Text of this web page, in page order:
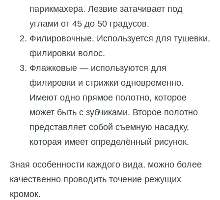
парикмахера. Лезвие затачивает под
углами от 45 до 50 градусов.
Филировочные. Используется для тушевки,
филировки волос.
Флажковые — используются для
филировки и стрижки одновременно.
Имеют одно прямое полотно, которое
может быть с зубчиками. Второе полотно
представляет собой съемную насадку,
которая имеет определённый рисунок.
Зная особенности каждого вида, можно более
качественно проводить точение режущих
кромок.